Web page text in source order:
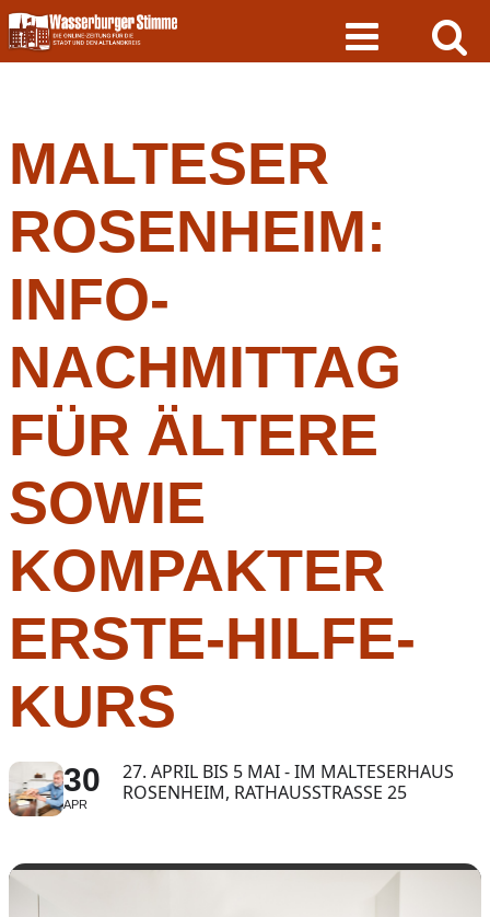
Skip
to
content
MALTESER
ROSENHEIM:
INFO-
NACHMITTAG
FÜR ÄLTERE
SOWIE
KOMPAKTER
ERSTE-HILFE-
KURS
30
APR
27. APRIL BIS 5 MAI - IM MALTESERHAUS
ROSENHEIM, RATHAUSSTRASSE 25